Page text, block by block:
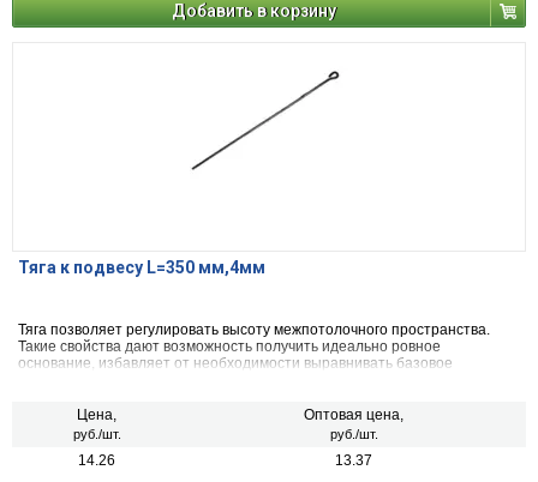
Добавить в корзину
Тяга к подвесу L=350 мм,4мм
Тяга позволяет регулировать высоту межпотолочного пространства.
Такие свойства дают возможность получить идеально ровное
основание, избавляет от необходимости выравнивать базовое
Цена,
руб./шт.
Оптовая цена,
руб./шт.
14.26 13.37